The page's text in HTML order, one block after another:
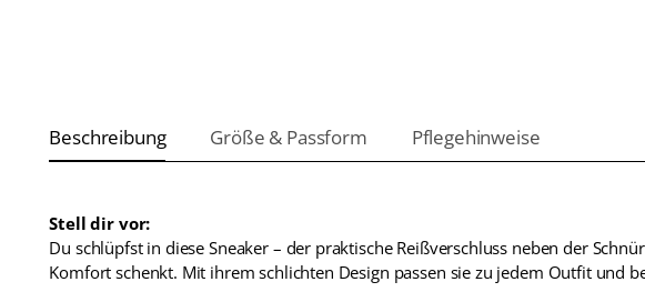
Beschreibung Größe & Passform Pflegehinweise
Stell dir vor:
Du schlüpfst in diese Sneaker – der praktische Reißverschluss neben der
Komfort schenkt. Mit ihrem schlichten Design passen sie zu jedem Outfit und